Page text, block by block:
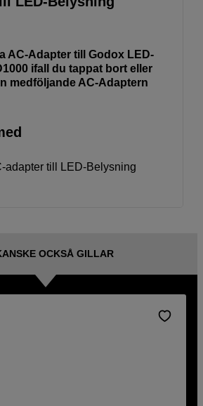
AC-Adapter till Godox LED-
ifall du tappat bort eller
medföljande AC-Adaptern
adapter till LED-Belysning
OCKSÅ GILLAR